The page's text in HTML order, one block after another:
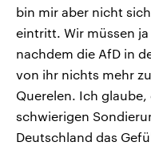
bin mir aber nicht
eintritt. Wir müssen
nachdem die AfD in
von ihr nichts mehr
Querelen. Ich
schwierigen
Deutschland das